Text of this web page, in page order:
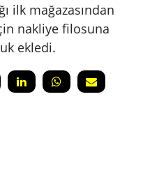
ilk mağazasından
nakliye filosuna
ekledi.